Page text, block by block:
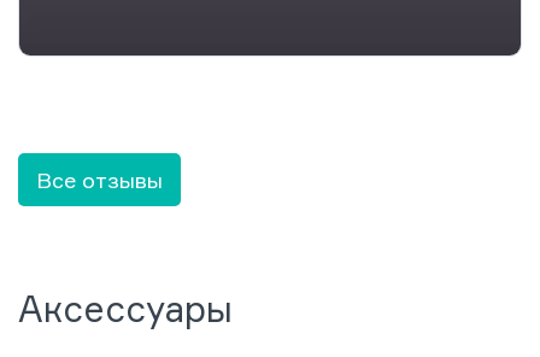
Все отзывы
Аксессуары